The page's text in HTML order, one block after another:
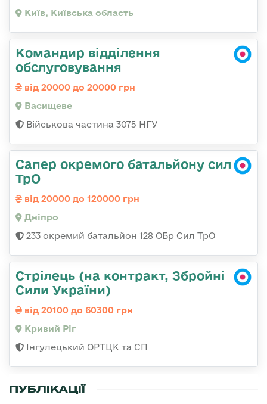
Київ, Київська область
Командир відділення
обслуговування
від 20000 до 20000 грн
Васищеве
Військова частина 3075 НГУ
Сапер окремого батальйону сил
ТрО
від 20000 до 120000 грн
Дніпро
233 окремий батальйон 128 ОБр Сил ТрО
Стрілець (на контракт, Збройні
Сили України)
від 20100 до 60300 грн
Кривий Ріг
Інгулецький ОРТЦК та СП
ПУБЛІКАЦІЇ